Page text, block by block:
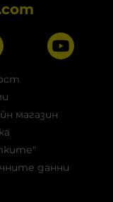
магазин
данни